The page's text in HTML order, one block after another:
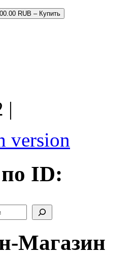
RUB – Купить
|
version
ID:
Магазин